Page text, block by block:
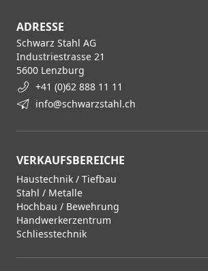
ADRESSE
Schwarz Stahl AG
Industriestrasse 21
5600 Lenzburg
+41 (0)62 888 11 11
info@schwarzstahl.ch
VERKAUFSBEREICHE
Haustechnik / Tiefbau
Stahl / Metalle
Hochbau / Bewehrung
Handwerkerzentrum
Schliesstechnik